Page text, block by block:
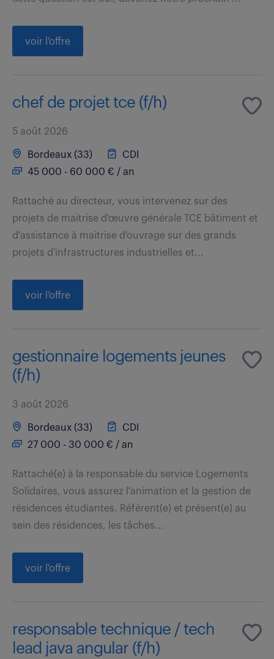
voir l'offre
chef de projet tce (f/h)
5 août 2026
Bordeaux (33)
CDI
45 000 - 60 000 € / an
Rattaché au directeur, vous intervenez sur des
projets de maitrise d'œuvre générale TCE bâtiment et
d'assistance à maitrise d'ouvrage sur des grands
projets d'infrastructures industrielles et...
voir l'offre
gestionnaire logements jeunes
(f/h)
3 août 2026
Bordeaux (33)
CDI
27 000 - 30 000 € / an
Rattaché(e) à la responsable du service Logements
Solidaires, vous assurez l'animation et la gestion de
résidences étudiantes. Référent(e) et présent(e) au
sein des résidences, les tâches...
voir l'offre
responsable technique / tech
lead java angular (f/h)